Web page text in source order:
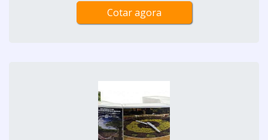
Cotar agora